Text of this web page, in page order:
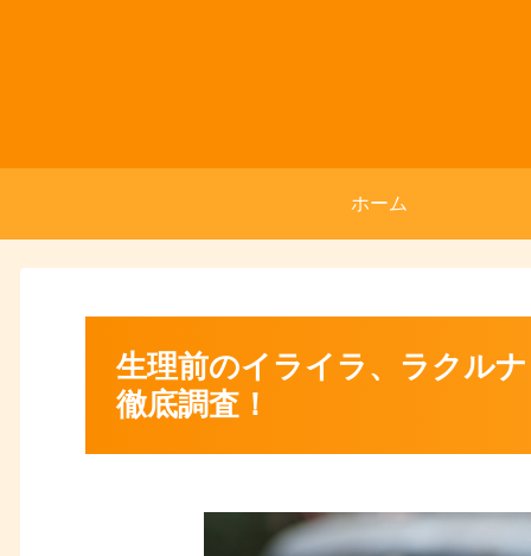
ホーム
生理前のイライラ、ラクル
徹底調査！